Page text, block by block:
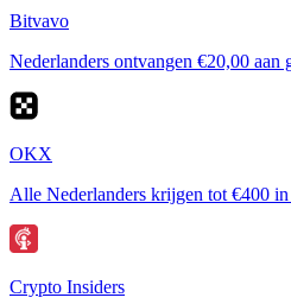
Bitvavo
Nederlanders ontvangen €20,00 aan
OKX
Alle Nederlanders krijgen tot €400
Crypto Insiders